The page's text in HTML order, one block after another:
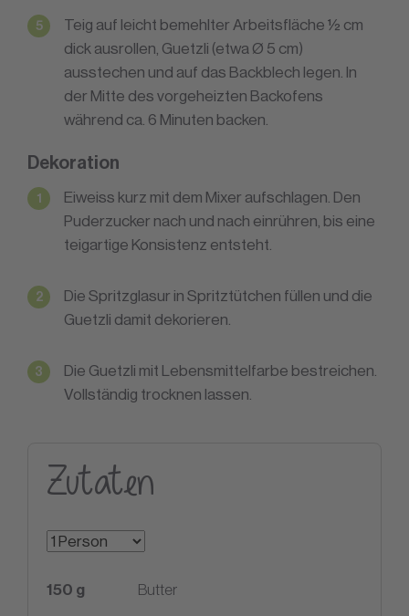
Teig auf leicht bemehlter Arbeitsfläche ½ cm
dick ausrollen, Guetzli (etwa Ø 5 cm)
ausstechen und auf das Backblech legen. In
der Mitte des vorgeheizten Backofens
während ca. 6 Minuten backen.
Dekoration
Eiweiss kurz mit dem Mixer aufschlagen. Den
Puderzucker nach und nach einrühren, bis eine
teigartige Konsistenz entsteht.
Die Spritzglasur in Spritztütchen füllen und die
Guetzli damit dekorieren.
Die Guetzli mit Lebensmittelfarbe bestreichen.
Vollständig trocknen lassen.
Zutaten
150 g Butter